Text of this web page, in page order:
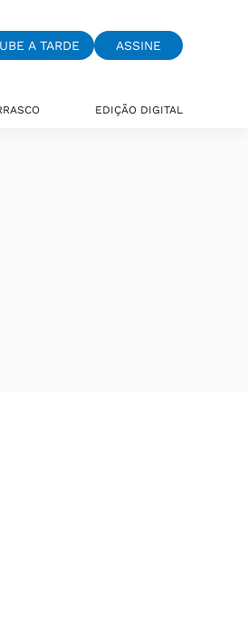
A TARDE ASSINE
EDIÇÃO DIGITAL